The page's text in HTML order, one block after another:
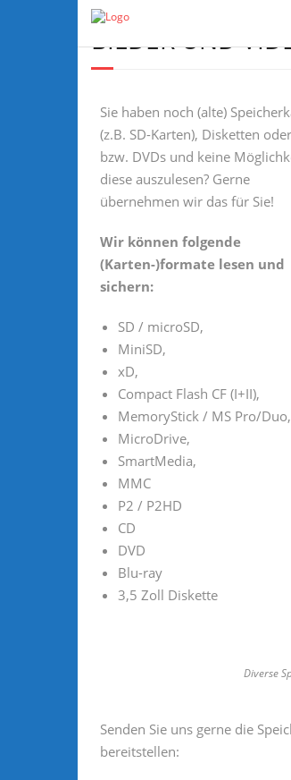
BILDER UND
Sie haben noch (alte)
(z.B. SD-Karten), Disketten
bzw. DVDs und keine
diese auszulesen? Gerne
übernehmen wir das für Sie!
Wir können folgende
(Karten-)formate lesen und
sichern:
SD / microSD,
MiniSD,
xD,
Compact Flash CF (I+II),
MemoryStick / MS Pro/
MicroDrive,
SmartMedia,
MMC
P2 / P2HD
CD
DVD
Blu-ray
3,5 Zoll Diskette
Diverse
Senden Sie uns gerne die
bereitstellen: